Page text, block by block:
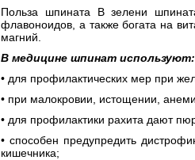
Польза шпината В зелени
флавоноидов, а также богата на
магний.
В медицине шпинат используют:
• для профилактических мер при
• при малокровии, истощении,
• для профилактики рахита дают
• способен предупредить
кишечника;